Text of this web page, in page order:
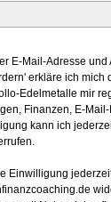
E-Mail-Adresse und
erkläre ich mich
Edelmetalle mir
Finanzen, E-
kann ich
Einwilligung